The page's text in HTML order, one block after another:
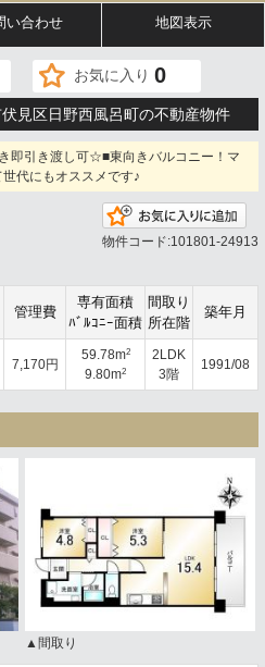
い合わせ 地図表示
お気に入り 0
見区日野西風呂町の不動産物件
即引き渡し可☆■東向きバルコニー！マ
代にもオススメです♪
物件コード:101801-24913
管理費
専有面積
ﾊﾞﾙｺﾆｰ面積
間取り
所在階
築年月
7,170円
59.78m2
9.80m2
2LDK
3階
1991/08
▲間取り